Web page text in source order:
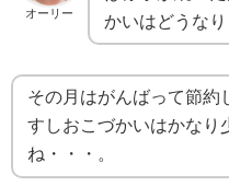
オーリー
かいはどうなり
その月はがんばって節約
すしおこづかいはかなり
ね・・・。